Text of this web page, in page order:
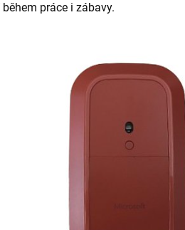
práce i zábavy.